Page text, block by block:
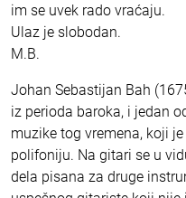
im se uvek rado vraćaju.
Ulaz je slobodan.
M.B.
Johan Sebastijan Bah
iz perioda baroka, i jedan
muzike tog vremena, koji
polifoniju. Na gitari se u
dela pisana za druge